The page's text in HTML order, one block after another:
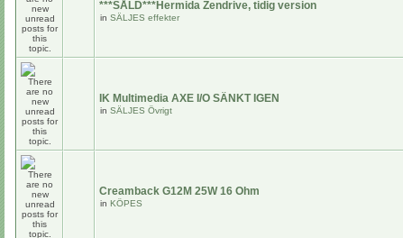
***SÅLD***Hermida Zendrive, tidig version
in SÄLJES effekter
IK Multimedia AXE I/O SÄNKT IGEN
in SÄLJES Övrigt
Creamback G12M 25W 16 Ohm
in KÖPES